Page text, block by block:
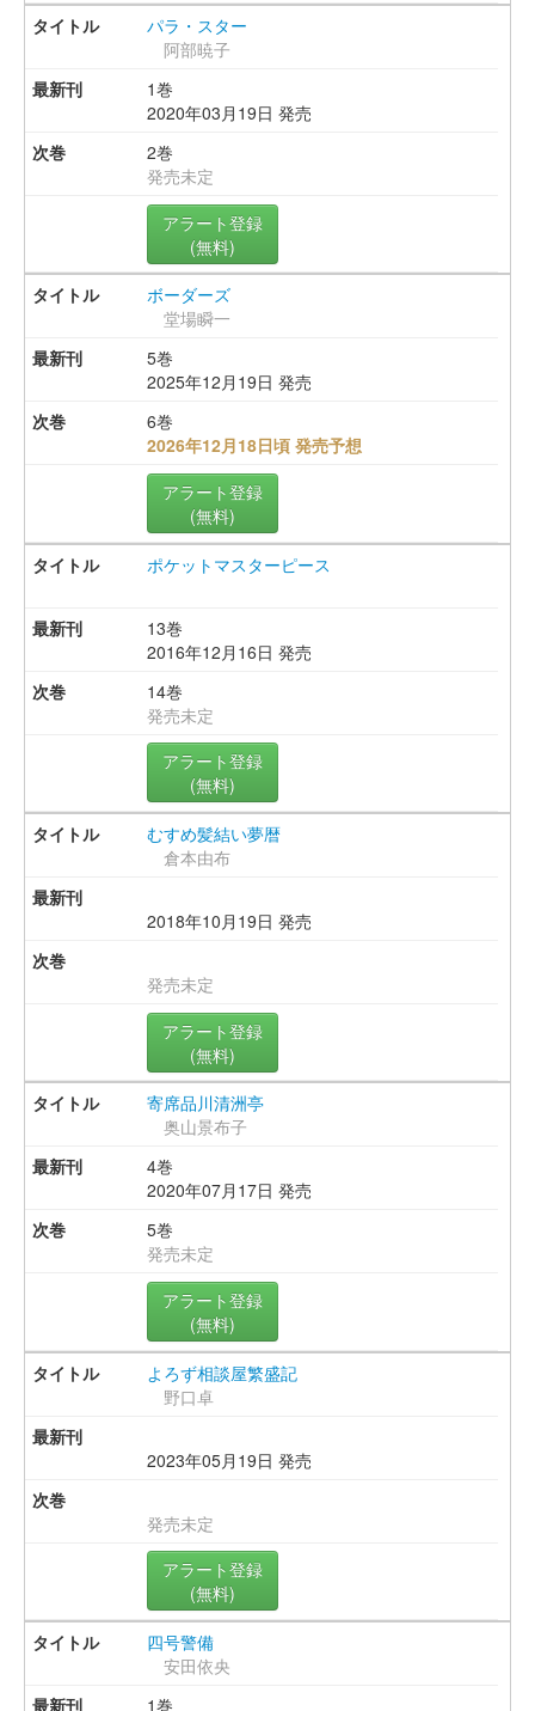
パラ・スター
阿部暁子
1巻
2020年03月19日 発売
2巻
発売未定
アラート登録
(無料)
ボーダーズ
堂場瞬一
5巻
2025年12月19日 発売
6巻
2026年12月18日頃 発売予想
アラート登録
(無料)
ポケットマスターピース
13巻
2016年12月16日 発売
14巻
発売未定
アラート登録
(無料)
むすめ髪結い夢暦
倉本由布
2018年10月19日 発売
発売未定
アラート登録
(無料)
寄席品川清洲亭
奥山景布子
4巻
2020年07月17日 発売
5巻
発売未定
アラート登録
(無料)
よろず相談屋繁盛記
野口卓
2023年05月19日 発売
発売未定
アラート登録
(無料)
四号警備
安田依央
1巻